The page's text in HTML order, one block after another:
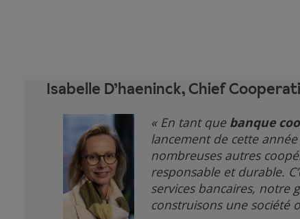
Isabelle D’haeninck, Chief
« En tant que banque
lancement de cette
nombreuses autres
responsable et durable.
services bancaires, notre
construisons une société